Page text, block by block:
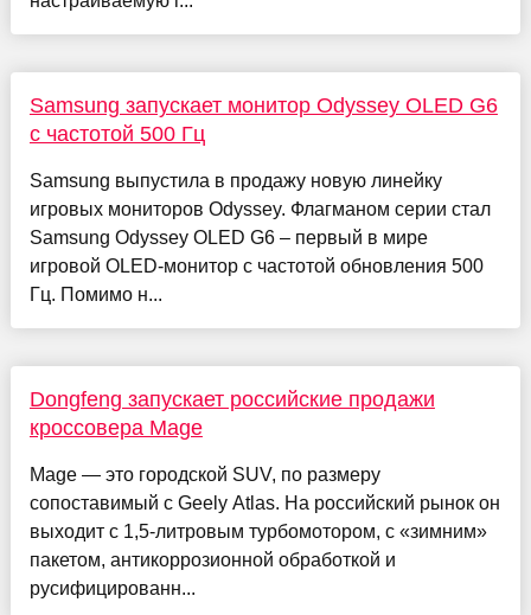
Samsung запускает монитор Odyssey OLED G6
с частотой 500 Гц
Samsung выпустила в продажу новую линейку
игровых мониторов Odyssey. Флагманом серии стал
Samsung Odyssey OLED G6 – первый в мире
игровой OLED-монитор с частотой обновления 500
Гц. Помимо н...
Dongfeng запускает российские продажи
кроссовера Mage
Mage — это городской SUV, по размеру
сопоставимый с Geely Atlas. На российский рынок он
выходит с 1,5-литровым турбомотором, с «зимним»
пакетом, антикоррозионной обработкой и
русифицированн...